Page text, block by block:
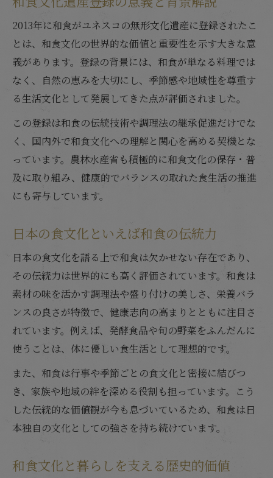
2013年に和食がユネスコの無形文化遺産に登録されたこ
とは、和食文化の世界的な価値と重要性を示す大きな意
義があります。登録の背景には、和食が単なる料理では
なく、自然の恵みを大切にし、季節感や地域性を尊重す
る生活文化として発展してきた点が評価されました。
この登録は和食の伝統技術や調理法の継承促進だけでな
く、国内外で和食文化への理解と関心を高める契機とな
っています。農林水産省も積極的に和食文化の保存・普
及に取り組み、健康的でバランスの取れた食生活の推進
にも寄与しています。
日本の食文化といえば和食の伝統力
日本の食文化を語る上で和食は欠かせない存在であり、
その伝統力は世界的にも高く評価されています。和食は
素材の味を活かす調理法や盛り付けの美しさ、栄養バラ
ンスの良さが特徴で、健康志向の高まりとともに注目さ
れています。例えば、発酵食品や旬の野菜をふんだんに
使うことは、体に優しい食生活として理想的です。
また、和食は行事や季節ごとの食文化と密接に結びつ
き、家族や地域の絆を深める役割も担っています。こう
した伝統的な価値観が今も息づいているため、和食は日
本独自の文化としての強さを持ち続けています。
和食文化と暮らしを支える歴史的価値